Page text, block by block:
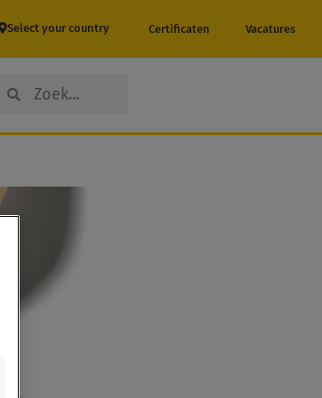
Select your country Certificaten Vacatures
SearchSearch